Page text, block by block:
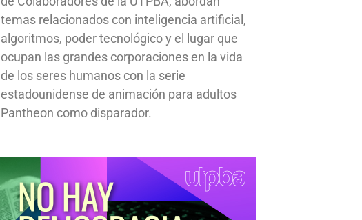
temas relacionados con inteligencia artificial,
algoritmos, poder tecnológico y el lugar que
ocupan las grandes corporaciones en la vida
de los seres humanos con la serie
estadounidense de animación para adultos
Pantheon como disparador.